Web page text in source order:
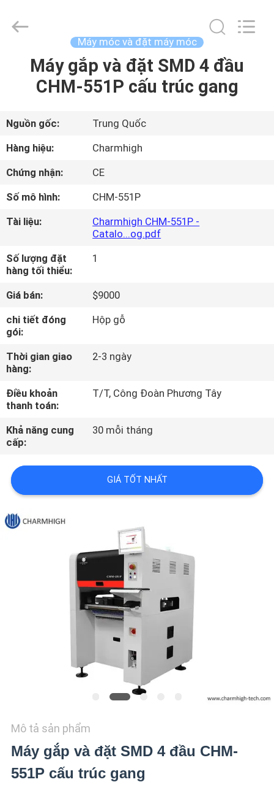
TRANG
CÁC
SẢN
PHẨM
VIDEO
CHÚNG
TÔI
CHUYẾN
THAM
QUAN
NHÀ
MÁY
KIỂM
SOÁT
CHẤT
LƯỢNG
SHOPPING
ON
LINE
2026
Máy móc và đặt máy móc
Máy gắp và đặt SMD 4 đầu
CHM-551P cấu trúc gang
Nguồn gốc:
Trung Quốc
Hàng hiệu:
Charmhigh
Chứng nhận:
CE
Số mô hình:
CHM-551P
Tài liệu:
Charmhigh CHM-551P -
Catalo...og.pdf
Số lượng đặt
hàng tối thiểu:
1
Giá bán:
$9000
chi tiết đóng
gói:
Hộp gỗ
Thời gian giao
hàng:
2-3 ngày
Điều khoản
thanh toán:
T/T, Công Đoàn Phương Tây
Khả năng cung
cấp:
30 mỗi tháng
GIÁ TỐT NHẤT
Mô tả sản phẩm
Máy gắp và đặt SMD 4 đầu CHM-
551P cấu trúc gang